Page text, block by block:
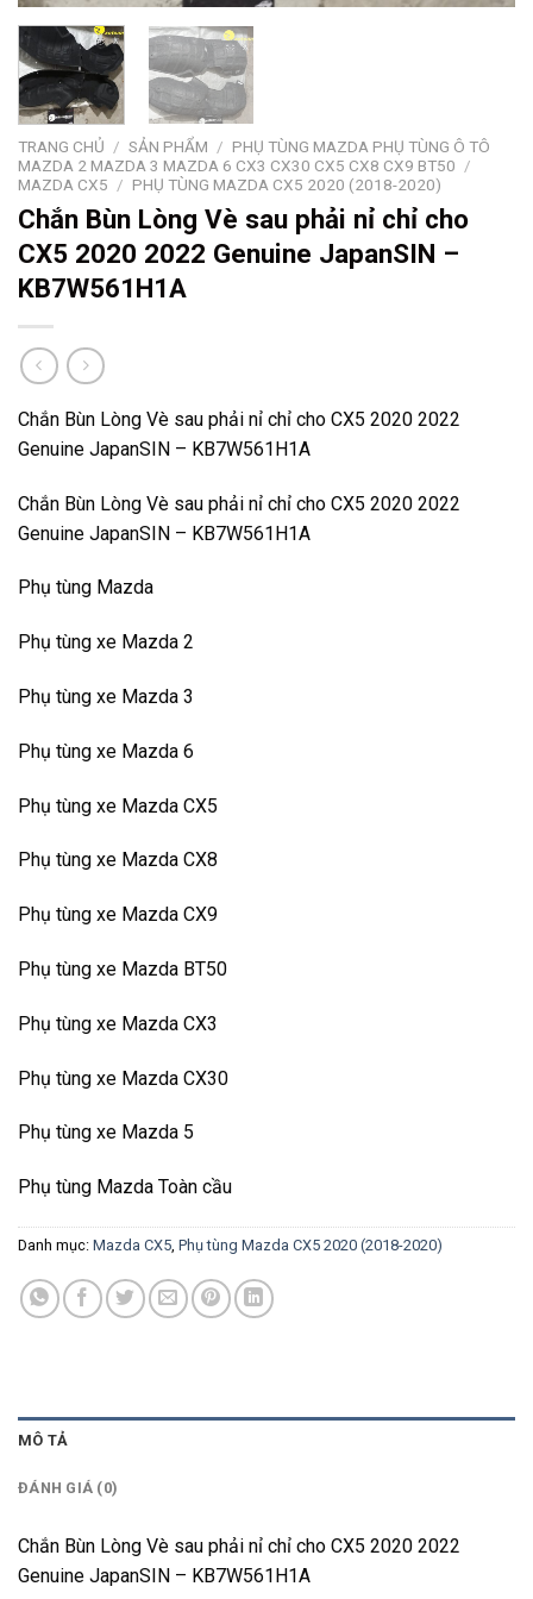
TRANG CHỦ / SẢN PHẨM / PHỤ TÙNG MAZDA PHỤ TÙNG Ô TÔ
MAZDA 2 MAZDA 3 MAZDA 6 CX3 CX30 CX5 CX8 CX9 BT50 /
MAZDA CX5 / PHỤ TÙNG MAZDA CX5 2020 (2018-2020)
Chắn Bùn Lòng Vè sau phải nỉ chỉ cho
CX5 2020 2022 Genuine JapanSIN –
KB7W561H1A
Chắn Bùn Lòng Vè sau phải nỉ chỉ cho CX5 2020 2022
Genuine JapanSIN – KB7W561H1A
Chắn Bùn Lòng Vè sau phải nỉ chỉ cho CX5 2020 2022
Genuine JapanSIN – KB7W561H1A
Phụ tùng Mazda
Phụ tùng xe Mazda 2
Phụ tùng xe Mazda 3
Phụ tùng xe Mazda 6
Phụ tùng xe Mazda CX5
Phụ tùng xe Mazda CX8
Phụ tùng xe Mazda CX9
Phụ tùng xe Mazda BT50
Phụ tùng xe Mazda CX3
Phụ tùng xe Mazda CX30
Phụ tùng xe Mazda 5
Phụ tùng Mazda Toàn cầu
Danh mục: Mazda CX5, Phụ tùng Mazda CX5 2020 (2018-2020)
MÔ TẢ
ĐÁNH GIÁ (0)
Chắn Bùn Lòng Vè sau phải nỉ chỉ cho CX5 2020 2022
Genuine JapanSIN – KB7W561H1A